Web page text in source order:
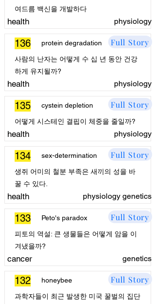
여드름 백신을 개발하다
health physiology
136 Full Story
protein degradation
사람의 난자는 어떻게 수 십 년 동안 건강
하게 유지될까?
health physiology
135 Full Story
cystein depletion
어떻게 시스테인 결핍이 체중을 줄일까?
health physiology
134 Full Story
sex-determination
생쥐 어미의 철분 부족은 새끼의 성을 바
꿀 수 있다.
health physiology genetics
133 Full Story
Peto's paradox
피토의 역설: 큰 생물들은 어떻게 암을 이
겨냈을까?
cancer genetics
132 Full Story
honeybee
과학자들이 최근 발생한 미국 꿀벌의 집단